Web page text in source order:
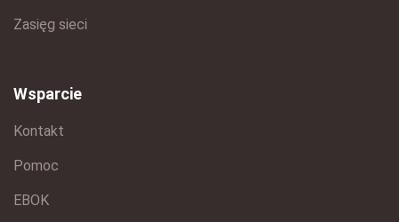
Zasięg sieci
Wsparcie
Kontakt
Pomoc
EBOK